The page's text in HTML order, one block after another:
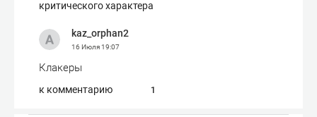
критического характера
kaz_orphan2
16 Июля19:07
Клакеры
к комментарию 1